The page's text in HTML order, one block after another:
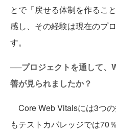
とで「戻せる体制を作るこ
感し、その経験は現在のプ
す。
──プロジェクトを通して、
善が見られましたか？
Core Web Vitalsには3つ
もテストカバレッジでは70